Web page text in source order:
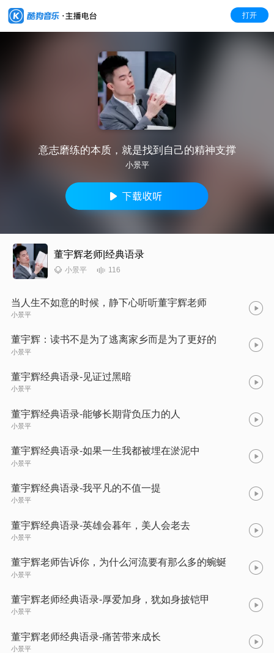
打开
意志磨练的本质，就是找到自己的精神支撑
小景平
董宇辉老师|经典语录
小景平 116
当人生不如意的时候，静下心听听董宇辉老师
小景平
董宇辉：读书不是为了逃离家乡而是为了更好的
小景平
董宇辉经典语录-见证过黑暗
小景平
董宇辉经典语录-能够长期背负压力的人
小景平
董宇辉经典语录-如果一生我都被埋在淤泥中
小景平
董宇辉经典语录-我平凡的不值一提
小景平
董宇辉经典语录-英雄会暮年，美人会老去
小景平
董宇辉老师告诉你，为什么河流要有那么多的蜿蜒
小景平
董宇辉老师经典语录-厚爱加身，犹如身披铠甲
小景平
董宇辉老师经典语录-痛苦带来成长
小景平